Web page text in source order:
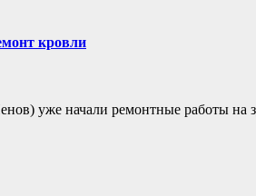
кровли
уже начали ремонтные работы